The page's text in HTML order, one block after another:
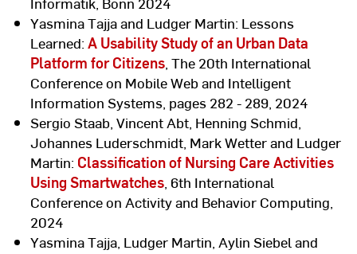
Yasmina Tajja and Ludger Martin: Lessons
Learned: A Usability Study of an Urban Data
Platform for Citizens, The 20th International
Conference on Mobile Web and Intelligent
Information Systems, pages 282 - 289, 2024
Sergio Staab, Vincent Abt, Henning Schmid,
Johannes Luderschmidt, Mark Wetter and Ludger
Martin: Classification of Nursing Care Activities
Using Smartwatches, 6th International
Conference on Activity and Behavior Computing,
2024
Yasmina Tajja, Ludger Martin, Aylin Siebel and